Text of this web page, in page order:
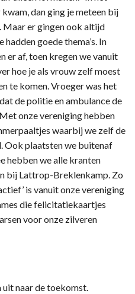
dan ging je meteen bij
Maar er gingen ook altijd
goede thema’s. In
er af, toen kregen we vanuit
hoe je als vrouw zelf moest
te komen. Vroeger was het
de politie en ambulance de
onze vereniging hebben
waarbij we zelf de
Ook plaatsten we buitenaf
hebben we alle kranten
bij Lattrop-Breklenkamp. Zo
is vanuit onze vereniging
die felicitatiekaartjes
voor onze zilveren
naar de toekomst.